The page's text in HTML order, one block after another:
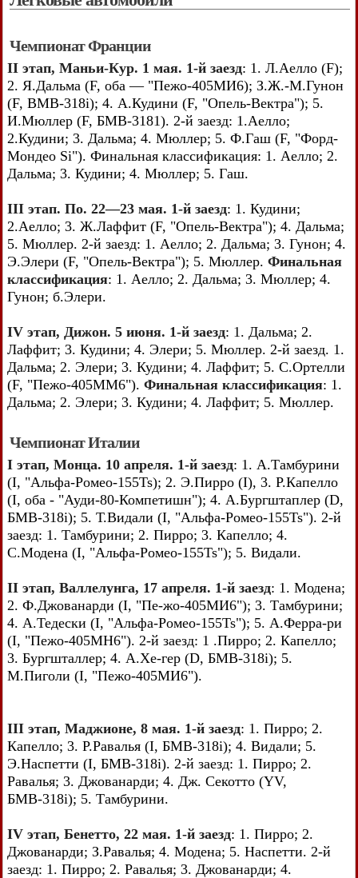
Чемпионат Франции
II этап, Маньи-Кур. 1 мая. 1-й заезд: 1. Л.Аелло (F);
2. Я.Дальма (F, оба — "Пежо-405МИ6); З.Ж.-М.Гунон
(F, BMB-318i); 4. А.Кудини (F, "Опель-Вектра"); 5.
И.Мюллер (F, БМВ-3181). 2-й заезд: 1.Аелло;
2.Кудини; 3. Дальма; 4. Мюллер; 5. Ф.Гаш (F, "Форд-
Мондео Si"). Финальная классификация: 1. Аелло; 2.
Дальма; 3. Кудини; 4. Мюллер; 5. Гаш.
III этап. По. 22—23 мая. 1-й заезд: 1. Кудини;
2.Аелло; 3. Ж.Лаффит (F, "Опель-Вектра"); 4. Дальма;
5. Мюллер. 2-й заезд: 1. Аелло; 2. Дальма; 3. Гунон; 4.
Э.Элери (F, "Опель-Вектра"); 5. Мюллер. Финальная
классификация: 1. Аелло; 2. Дальма; 3. Мюллер; 4.
Гунон; б.Элери.
IV этап, Дижон. 5 июня. 1-й заезд: 1. Дальма; 2.
Лаффит; 3. Кудини; 4. Элери; 5. Мюллер. 2-й заезд. 1.
Дальма; 2. Элери; 3. Кудини; 4. Лаффит; 5. С.Ортелли
(F, "Пежо-405ММ6"). Финальная классификация: 1.
Дальма; 2. Элери; 3. Кудини; 4. Лаффит; 5. Мюллер.
Чемпионат Италии
I этап, Монца. 10 апреля. 1-й заезд: 1. А.Тамбурини
(I, "Альфа-Ромео-155Ts); 2. Э.Пирро (I), 3. Р.Капелло
(I, оба - "Ауди-80-Компетишн"); 4. А.Бургштаплер (D,
БМВ-318i); 5. Т.Видали (I, "Альфа-Ромео-155Ts"). 2-й
заезд: 1. Тамбурини; 2. Пирро; 3. Капелло; 4.
С.Модена (I, "Альфа-Ромео-155Ts"); 5. Видали.
II этап, Валлелунга, 17 апреля. 1-й заезд: 1. Модена;
2. Ф.Джованарди (I, "Пе-жо-405МИ6"); 3. Тамбурини;
4. А.Тедески (I, "Альфа-Ромео-155Ts"); 5. А.Ферра-ри
(I, "Пежо-405МН6"). 2-й заезд: 1 .Пирро; 2. Капелло;
3. Бургшталлер; 4. А.Хе-гер (D, БМВ-318i); 5.
М.Пиголи (I, "Пежо-405МИ6").
III этап, Маджионе, 8 мая. 1-й заезд: 1. Пирро; 2.
Капелло; 3. Р.Равалья (I, БМВ-318i); 4. Видали; 5.
Э.Наспетти (I, БМВ-318i). 2-й заезд: 1. Пирро; 2.
Равалья; 3. Джованарди; 4. Дж. Секотто (YV,
БМВ-318i); 5. Тамбурини.
IV этап, Бенетто, 22 мая. 1-й заезд: 1. Пирро; 2.
Джованарди; З.Равалья; 4. Модена; 5. Наспетти. 2-й
заезд: 1. Пирро; 2. Равалья; 3. Джованарди; 4.